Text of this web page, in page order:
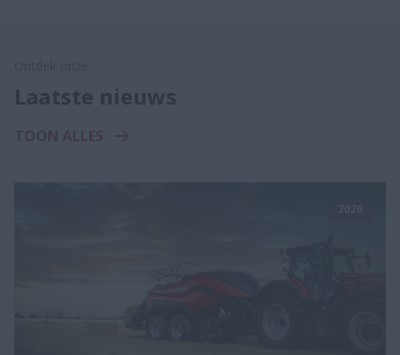
Laatste nieuws